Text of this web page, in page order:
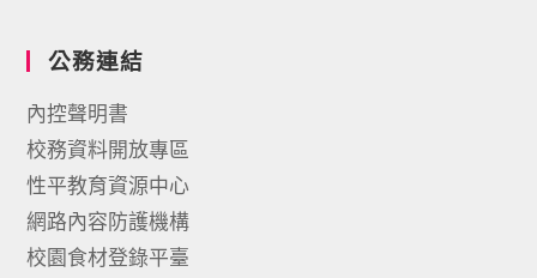
公務連結
內控聲明書
校務資料開放專區
性平教育資源中心
網路內容防護機構
校園食材登錄平臺